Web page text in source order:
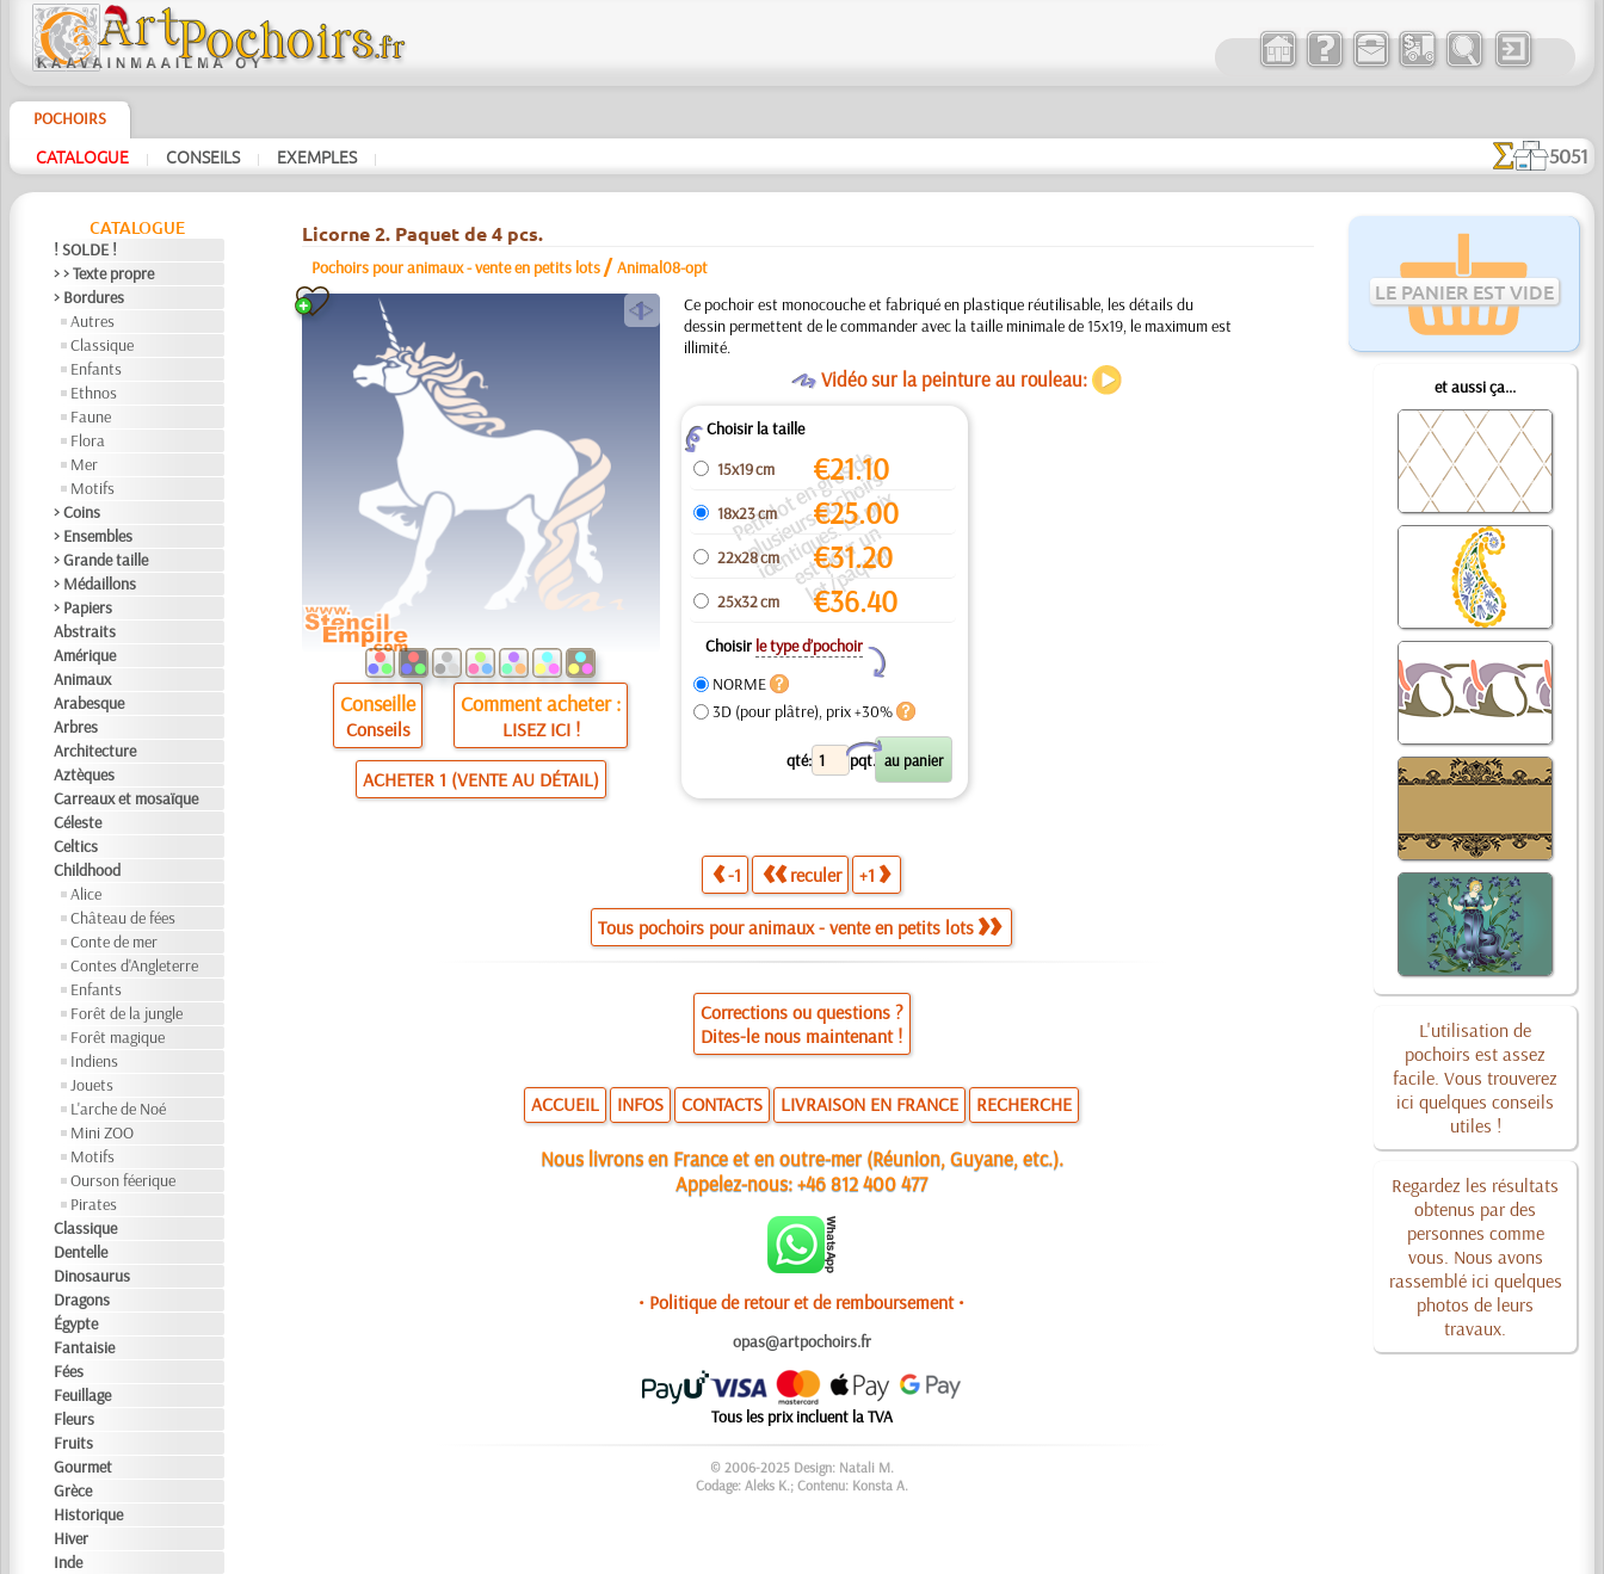
POCHOIRS
CATALOGUE | CONSEILS | EXEMPLES | 5051
CATALOGUE
! SOLDE !
> > Texte propre
> Bordures
Autres
Classique
Enfants
Ethnos
Faune
Flora
Mer
Motifs
> Coins
> Ensembles
> Grande taille
> Médaillons
> Papiers
Abstraits
Amérique
Animaux
Arabesque
Arbres
Architecture
Aztèques
Carreaux et mosaïque
Céleste
Celtics
Childhood
Alice
Château de fées
Conte de mer
Contes d'Angleterre
Enfants
Forêt de la jungle
Forêt magique
Indiens
Jouets
L'arche de Noé
Mini ZOO
Motifs
Ourson féerique
Pirates
Classique
Dentelle
Dinosaurus
Dragons
Égypte
Fantaisie
Fées
Feuillage
Fleurs
Fruits
Gourmet
Grèce
Historique
Hiver
Inde
LE PANIER EST VIDE
et aussi ça...
L'utilisation de
pochoirs est assez
facile. Vous trouverez
ici quelques conseils
utiles !
Regardez les résultats
obtenus par des
personnes comme
vous. Nous avons
rassemblé ici quelques
photos de leurs
travaux.
Licorne 2. Paquet de 4 pcs.
Pochoirs pour animaux - vente en petits lots /Animal08-opt
a
Conseille
Conseils
Comment acheter :
LISEZ ICI !
ACHETER 1 (VENTE AU DÉTAIL)
Ce pochoir est monocouche et fabriqué en plastique réutilisable, les détails du
dessin permettent de le commander avec la taille minimale de 15x19, le maximum est
illimité.
OVidéo sur la peinture au rouleau:
ZChoisir la taille
P
e
ti
t l
o
t
e
n
g
r
o
s
d
e
pl
u
s
i
e
u
r
s
p
o
c
h
oi
r
s
i
d
e
n
ti
q
u
e
s.
L
e
p
ri
x
e
s
t
p
o
u
r
u
n
l
o
t
/
p
a
q
u
e
t
15x19 cm €21.10
18x23 cm €25.00
22x28 cm €31.20
25x32 cm €36.40
Choisir le type d’pochoir
Y
NORME
3D (pour plâtre), prix +30%
qté: pqt.
X
-1 reculer +1
Tous pochoirs pour animaux - vente en petits lots
Corrections ou questions ?
Dites-le nous maintenant !
ACCUEIL INFOS CONTACTS LIVRAISON EN FRANCE RECHERCHE
Nous livrons en France et en outre-mer (Réunion, Guyane, etc.).
Appelez-nous:+46 812 400 477
• Politique de retour et de remboursement •
opas@artpochoirs.fr
Tous les prix incluent la TVA
© 2006-2025 Design: Natali M.
Codage: Aleks K.; Contenu: Konsta A.